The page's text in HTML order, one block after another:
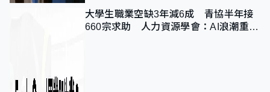
大學生職業空缺3年減6成 青協半年接
660宗求助 人力資源學會：AI浪潮重整